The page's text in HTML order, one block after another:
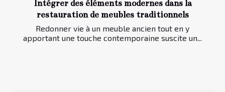
Intégrer des éléments modernes dans la
restauration de meubles traditionnels
Redonner vie à un meuble ancien tout en y
apportant une touche contemporaine suscite un...